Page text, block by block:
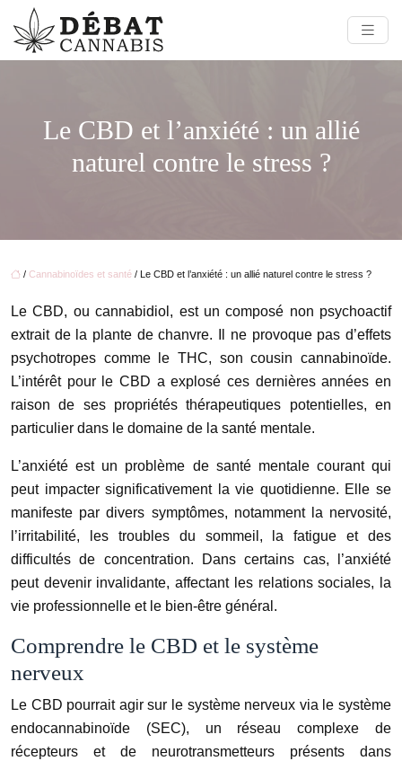
Le CBD et l’anxiété : un allié
naturel contre le stress ?
/ Cannabinoïdes et santé / Le CBD et l’anxiété : un allié naturel contre le stress ?
Le CBD, ou cannabidiol, est un composé non psychoactif
extrait de la plante de chanvre. Il ne provoque pas d’effets
psychotropes comme le THC, son cousin cannabinoïde.
L’intérêt pour le CBD a explosé ces dernières années en
raison de ses propriétés thérapeutiques potentielles, en
particulier dans le domaine de la santé mentale.
L’anxiété est un problème de santé mentale courant qui
peut impacter significativement la vie quotidienne. Elle se
manifeste par divers symptômes, notamment la nervosité,
l’irritabilité, les troubles du sommeil, la fatigue et des
difficultés de concentration. Dans certains cas, l’anxiété
peut devenir invalidante, affectant les relations sociales, la
vie professionnelle et le bien-être général.
Comprendre le CBD et le système
nerveux
Le CBD pourrait agir sur le système nerveux via le système
endocannabinoïde (SEC), un réseau complexe de
récepteurs et de neurotransmetteurs présents dans